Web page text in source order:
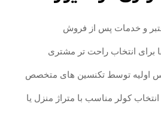
و خدمات پس از فروش
برای انتخاب راحت‌ تر مشتری
اولیه توسط تکنسین‌ های متخصص
کولر مناسب با متراژ منزل یا